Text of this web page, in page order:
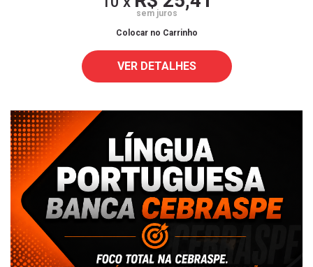
sem juros
Colocar no Carrinho
VER DETALHES